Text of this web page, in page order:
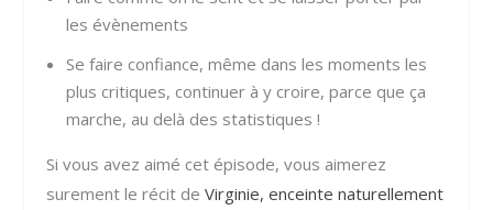
les évènements
Se faire confiance, même dans les moments les
plus critiques, continuer à y croire, parce que ça
marche, au delà des statistiques !
Si vous avez aimé cet épisode, vous aimerez
surement le récit deVirginie, enceinte naturellement